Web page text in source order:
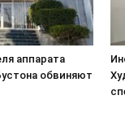
аппарата
обвиняют